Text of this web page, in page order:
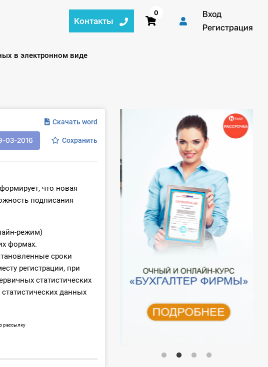
Контакты
0
Вход
Регистрация
в электронном виде
Скачать word
03-2016 Сохранить
что новая
подписания
режим)
формах.
сроки
регистрации, при
статистических
данных
рассылку